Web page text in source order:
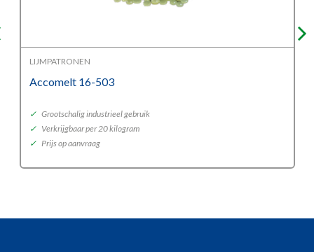
LIJMPATRONEN
Accomelt 16-503
✓ Grootschalig industrieel gebruik
✓ Verkrijgbaar per 20 kilogram
✓ Prijs op aanvraag